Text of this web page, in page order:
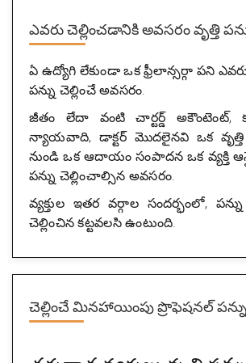
ఎవరు చెల్లించడానికి అవసరంవృత్తి
ఏ ఉద్యోగి లేకుండా ఒక ఫ్రీలాన్సర్గా పని
పన్ను చెల్లించే అవసరం.
జీతం లేదా వంటి చార్టర్డ్ అకౌంటెంట్,
న్యాయవాది, డాక్టర్ మొదలైనవి ఒక
నుండి ఒక ఆదాయం సంపాదన ఒక వ్యక్తి
పన్ను చెల్లించాల్సిన అవసరం.
వ్యక్తుల ఇతర వర్గాల సందర్భంలో,
చెల్లించిన కట్టవలసి ఉంటుంది.
చెల్లించే మినహాయింపుప్రొఫెషనల్ పన్ను